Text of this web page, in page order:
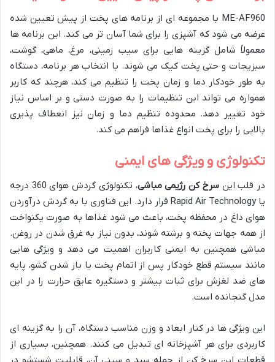
ME-AF960 با مجموعه ای از برنامه های پخت از پیش تعیین شده
عرضه می شود که آشپزی را برای شما آسان تر می کند. این برنامه ها
معمولاً شامل گزینه هایی برای سیب زمینی، مرغ، ماهی، گوشت،
سبزیجات و حتی پخت کیک می شوند. با انتخاب هر برنامه، دستگاه
به طور خودکار دما و زمان پخت را تنظیم می کند، هرچند که کاربر
همواره می تواند این تنظیمات را به صورت دستی و بر اساس نیاز
خود تغییر دهد. محدوده تنظیم دما و زمان نیز انعطاف پذیری
بالایی را برای پخت انواع غذاها فراهم می کند.
تکنولوژی و ویژگی های ایمنی
در قلب اینسرخ کن رژیمی مباشی
، تکنولوژی گردش هوای 360 درجه
یا Rapid Air Technology قرار دارد. این فناوری با به گردش درآوردن
هوای داغ در محفظه پخت، باعث می شود غذاها به صورت یکنواخت
از همه جهات پخته و برشته شوند، بدون نیاز به غرق شدن در روغن.
مباشی همچنین به ایمنی کاربران اهمیت می دهد و ویژگی هایی
مانند سیستم قطع خودکار پس از اتمام پخت یا باز شدن کشو، پایه
های ضد لغزش برای ثبات بیشتر و دستگیره عایق حرارت را در این
مدل گنجانده است.
این ویژگی ها در کنار ابعاد و وزن مناسب دستگاه، آن را به گزینه ای
کاربردی برای هر آشپزخانه ای تبدیل می کنند. همچنین، بسیاری از